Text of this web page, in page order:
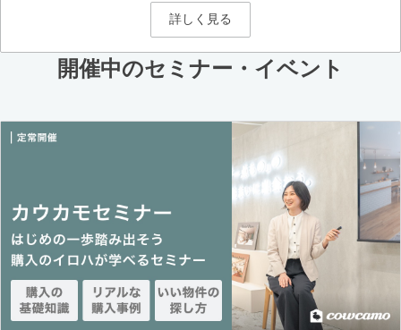
詳しく見る
開催中のセミナー・イベント